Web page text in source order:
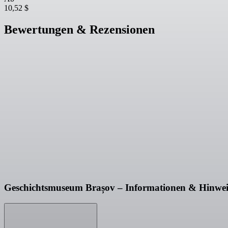
10,52 $
Bewertungen & Rezensionen
Geschichtsmuseum Brașov – Informationen &